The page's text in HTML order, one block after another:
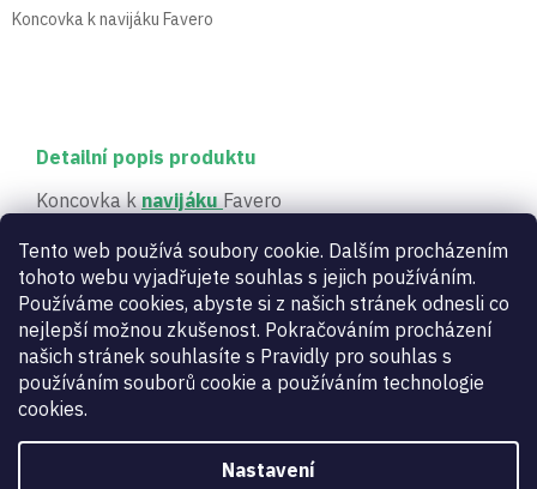
Tento web používá soubory cookie. Dalším procházením
tohoto webu vyjadřujete souhlas s jejich používáním.
Používáme cookies, abyste si z našich stránek odnesli co
nejlepší možnou zkušenost. Pokračováním procházení
našich stránek souhlasíte s Pravidly pro souhlas s
používáním souborů cookie a používáním technologie
cookies.
Nastavení
Koncovka k navijáku Favero
Detailní popis produktu
Koncovka knavijáku Favero
Doplňkové parametry
Kategorie
Šermířské signalizační přístroje -
aparáty a příslušenství
Záruka
2 roky
Určení
Zbraň: kord,fleret,šavle